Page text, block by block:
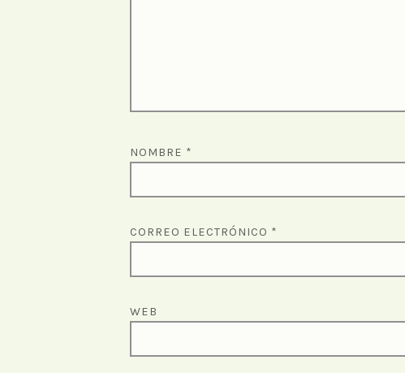
NOMBRE *
CORREO ELECTRÓNICO *
WEB